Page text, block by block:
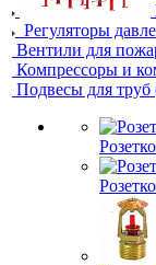
Регуляторы
Вентили для
Компрессоры и
Подвесы для